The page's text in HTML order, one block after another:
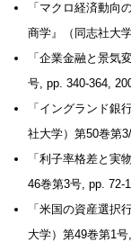
「マクロ経済動向
商学』（同志社大
「企業金融と景気
号, pp. 340-364,
「イングランド銀
社大学）第50巻第
「利子率格差と実
46巻第3号, pp. 72-
「米国の資産選択
大学）第49巻第1号